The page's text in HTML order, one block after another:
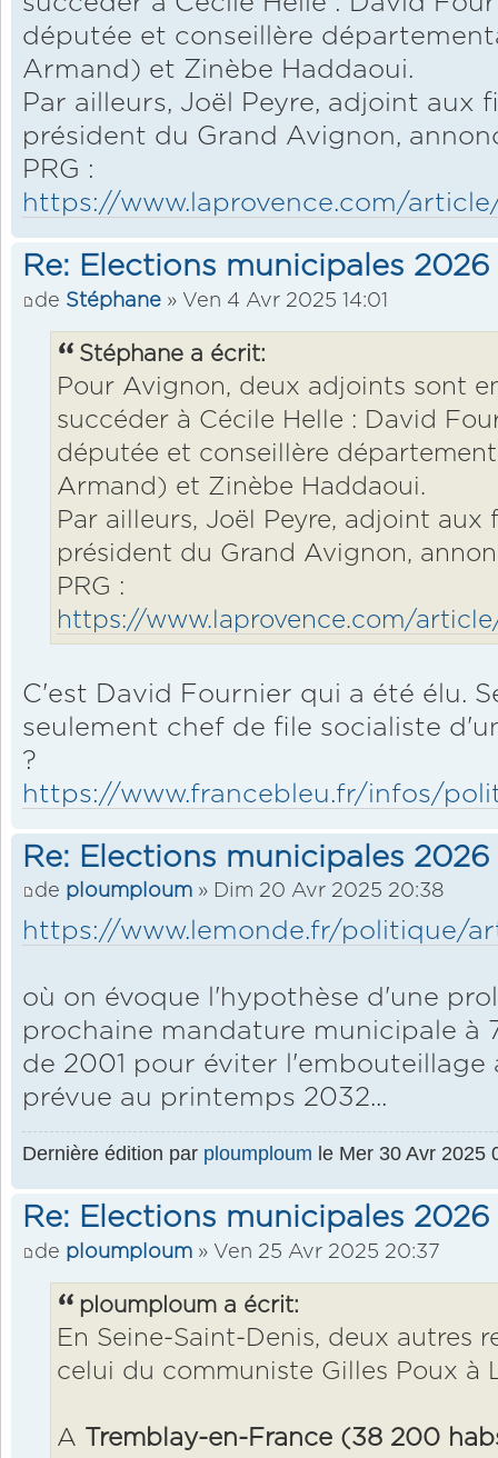
députée et conseillère
Armand) et Zinèbe Haddaoui.
Par ailleurs, Joël Peyre, adjoint aux
président du Grand Avignon,
PRG :
https://www.laprovence.com/
Re: Elections municipales 2026
de Stéphane » Ven 4 Avr 2025 14:01
Stéphane a écrit:
Pour Avignon, deux adjoints sont
succéder à Cécile Helle : David
députée et conseillère
Armand) et Zinèbe Haddaoui.
Par ailleurs, Joël Peyre, adjoint aux
président du Grand Avignon,
PRG :
https://www.laprovence.com/
C'est David Fournier qui a été élu.
seulement chef de file socialiste
?
https://www.francebleu.fr/infos/
Re: Elections municipales 2026
de ploumploum » Dim 20 Avr 2025 20:38
https://www.lemonde.fr/politique/
où on évoque l'hypothèse d'une
prochaine mandature municipale à
de 2001 pour éviter l'embouteillage
prévue au printemps 2032...
Dernière édition par ploumploum le Mer 30 Avr 2025
Re: Elections municipales 2026
de ploumploum » Ven 25 Avr 2025 20:37
ploumploum a écrit:
En Seine-Saint-Denis, deux autres
celui du communiste Gilles Poux à
A Tremblay-en-France (38 200